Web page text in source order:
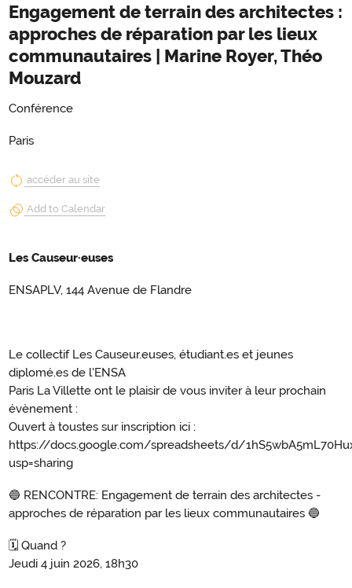
Engagement de terrain des architectes :
approches de réparation par les lieux
communautaires | Marine Royer, Théo
Mouzard
Conférence
Paris
accéder au site
Add to Calendar
Les Causeur·euses
ENSAPLV, 144 Avenue de Flandre
Le collectif Les Causeur.euses, étudiant.es et jeunes
diplomé.es de l'ENSA
Paris La Villette ont le plaisir de vous inviter à leur prochain
évènement :
Ouvert à toustes sur inscription ici :
https://docs.google.com/spreadsheets/d/
usp=sharing
🔵 RENCONTRE: Engagement de terrain des architectes -
approches de réparation par les lieux communautaires 🔵
🗓️ Quand ?
Jeudi 4 juin 2026, 18h30